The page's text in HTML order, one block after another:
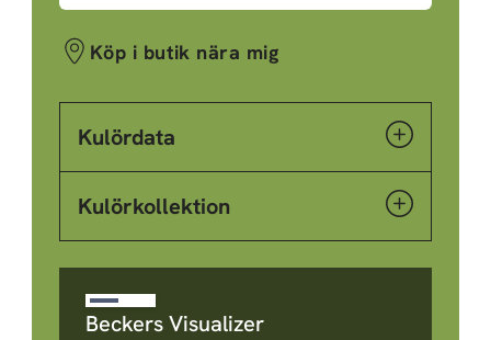
Köp i butik nära mig
Kulördata
Kulörkollektion
Beckers Visualizer